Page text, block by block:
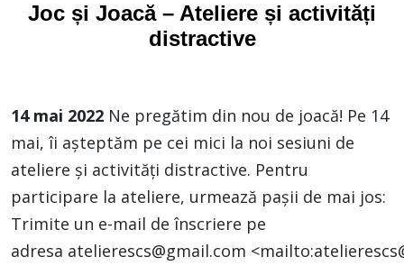
Joc și Joacă – Ateliere și activități
distractive
14 mai 2022 Ne pregătim din nou de joacă! Pe 14
mai, îi așteptăm pe cei mici la noi sesiuni de
ateliere și activități distractive. Pentru
participare la ateliere, urmează pașii de mai jos:
Trimite un e-mail de înscriere pe
adresa atelierescs@gmail.com <mailto: